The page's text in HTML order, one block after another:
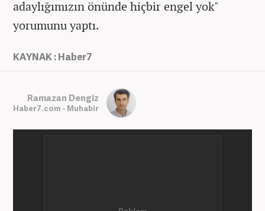
adaylığımızın önünde hiçbir engel yok"
yorumunu yaptı.
KAYNAK : Haber7
Ramazan Dengiz
Haber7.com - Muhabir